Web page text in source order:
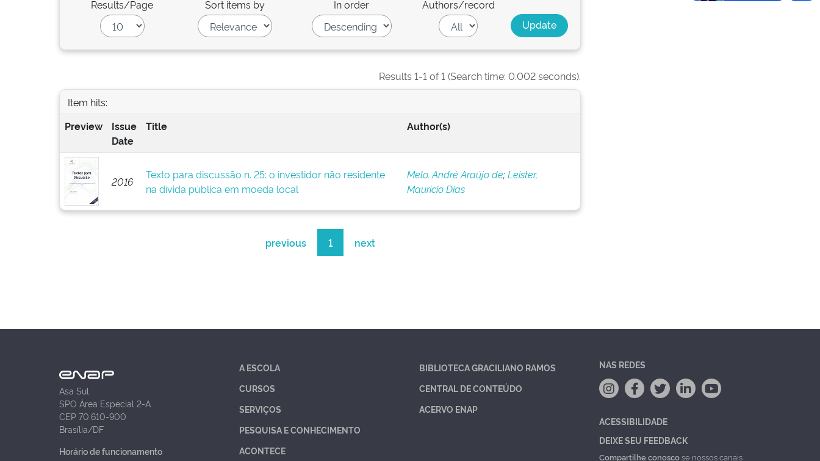
Results/Page Sort items by In order Authors/record
Results 1-1 of 1 (Search time: 0.002 seconds).
Item hits:
Preview
Issue
Date
Title Author(s)
2016
Texto para discussão n. 25: o investidor não residente
na dívida pública em moeda local
Melo, André Araújo de;Leister,
Maurício Dias
previous 1 next
Asa Sul
SPO Área Especial 2-A
CEP 70.610-900
Brasília/DF
Horário de funcionamento
A ESCOLA
CURSOS
SERVIÇOS
PESQUISA E CONHECIMENTO
ACONTECE
BIBLIOTECA GRACILIANO RAMOS
CENTRAL DE CONTEÚDO
ACERVO ENAP
NAS REDES
ACESSIBILIDADE
DEIXE SEU FEEDBACK
Compartilhe conoscose nossos canais